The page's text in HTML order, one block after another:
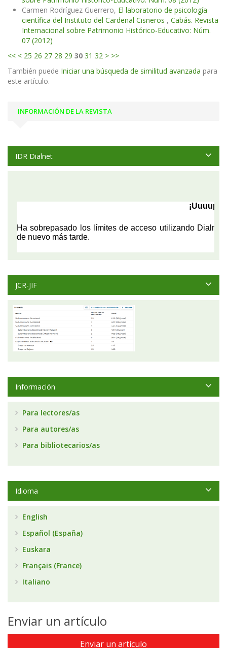
Carmen Rodríguez Guerrero, El laboratorio de psicología
científica del Instituto del Cardenal Cisneros , Cabás. Revista
Internacional sobre Patrimonio Histórico-Educativo: Núm.
07 (2012)
<< < 25 26 27 28 29 30 31 32 > >>
También puede Iniciar una búsqueda de similitud avanzada para
este artículo.
INFORMACIÓN DE LA REVISTA
IDR Dialnet
JCR-JIF
Información
Para lectores/as
Para autores/as
Para bibliotecarios/as
Idioma
English
Español (España)
Euskara
Français (France)
Italiano
Enviar un artículo
Enviar un artículo